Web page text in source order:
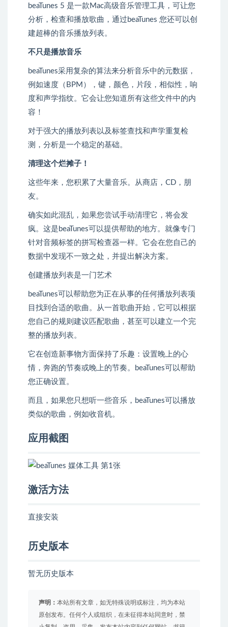
beaTunes 5 是一款Mac高级音乐管理工具，可让您
分析，检查和播放歌曲，通过beaTunes 您还可以创
建超棒的音乐播放列表。
不只是播放音乐
beaTunes采用复杂的算法来分析音乐中的元数据，
例如速度（BPM），键，颜色，片段，相似性，响
度和声学指纹。它会让您知道所有这些文件中的内
容！
对于强大的播放列表以及标签查找和声学重复检
测，分析是一个稳定的基础。
清理这个烂摊子！
这些年来，您积累了大量音乐。从商店，CD，朋
友。
确实如此混乱，如果您尝试手动清理它，将会发
疯。这是beaTunes可以提供帮助的地方。就像专门
针对音频标签的拼写检查器一样。它会在您自己的
数据中发现不一致之处，并提出解决方案。
创建播放列表是一门艺术
beaTunes可以帮助您为正在从事的任何播放列表项
目找到合适的歌曲。从一首歌曲开始，它可以根据
您自己的规则建议匹配歌曲，甚至可以建立一个完
整的播放列表。
它在创造新事物方面保持了乐趣：设置晚上的心
情，奔跑的节奏或晚上的节奏。beaTunes可以帮助
您正确设置。
而且，如果您只想听一些音乐，beaTunes可以播放
类似的歌曲，例如收音机。
应用截图
激活方法
直接安装
历史版本
暂无历史版本
声明： 本站所有文章，如无特殊说明或标注，均为本站
原创发布。任何个人或组织，在未征得本站同意时，禁